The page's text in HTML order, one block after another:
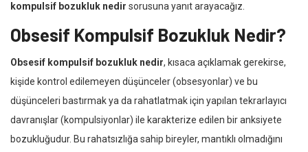
kompulsif bozukluk nedir sorusuna yanıt arayacağız.
Obsesif Kompulsif Bozukluk Nedir?
Obsesif kompulsif bozukluk nedir, kısaca açıklamak gerekirse,
kişide kontrol edilemeyen düşünceler (obsesyonlar) ve bu
düşünceleri bastırmak ya da rahatlatmak için yapılan tekrarlayıcı
davranışlar (kompulsiyonlar) ile karakterize edilen bir anksiyete
bozukluğudur. Bu rahatsızlığa sahip bireyler, mantıklı olmadığını